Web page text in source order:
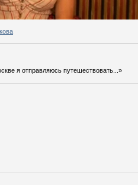
я отправляюсь путешествовать...»